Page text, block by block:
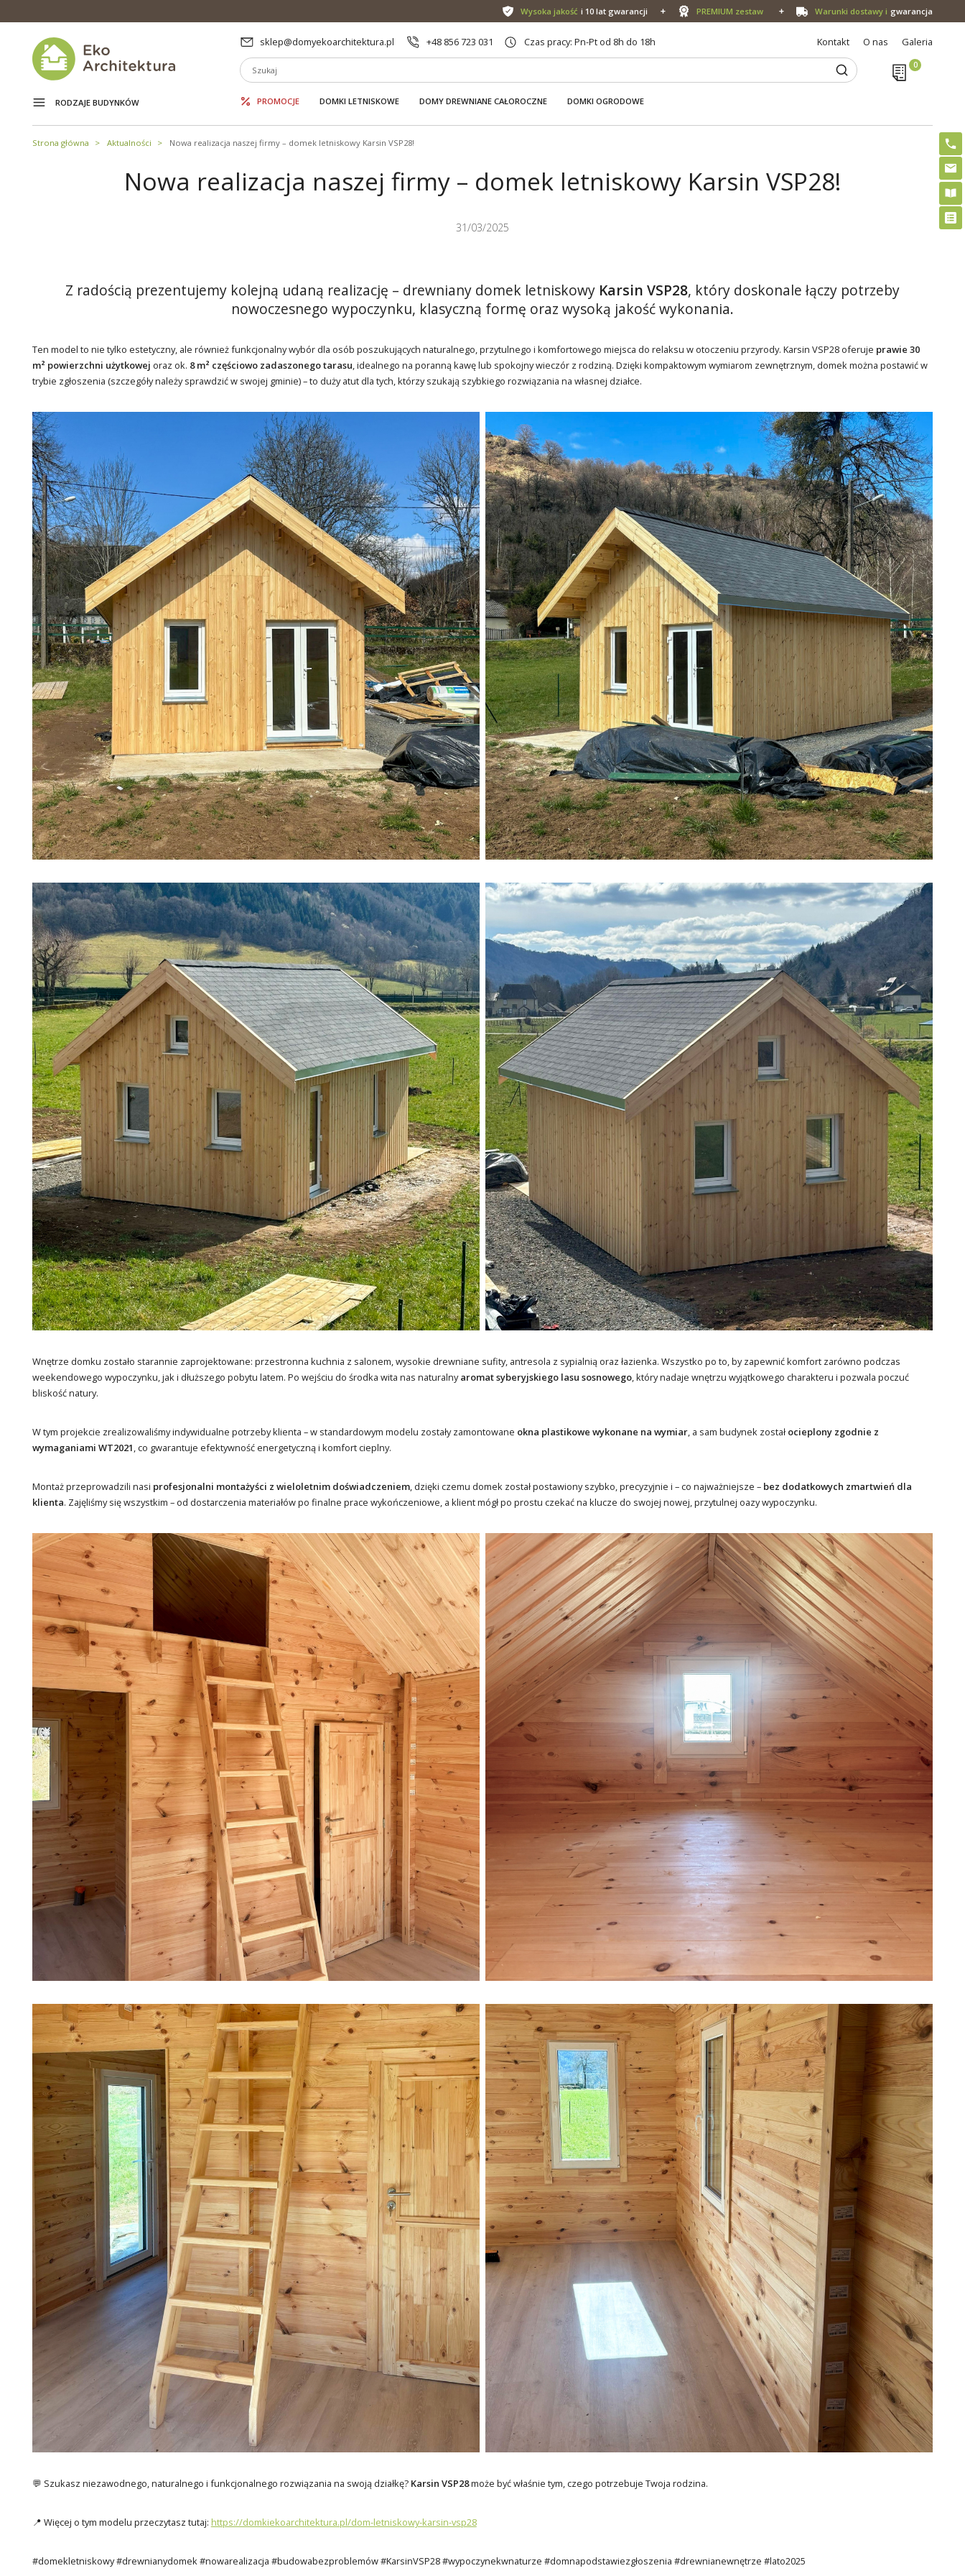
Wysoka jakość i 10 lat gwarancji PREMIUM zestaw Warunki dostawy i gwarancja
sklep@domyekoarchitektura.pl +48 856 723 031 Czas pracy: Pn-Pt od 8h do 18h Kontakt O nas Galeria
RODZAJE BUDYNKÓW PROMOCJE DOMKI LETNISKOWE DOMY DREWNIANE CAŁOROCZNE DOMKI OGRODOWE
Strona główna Aktualności Nowa realizacja naszej firmy – domek letniskowy Karsin VSP28!
Nowa realizacja naszej firmy – domek letniskowy Karsin VSP28!
31/03/2025
Z radością prezentujemy kolejną udaną realizację – drewniany domek letniskowy Karsin VSP28, który doskonale łączy potrzeby
nowoczesnego wypoczynku, klasyczną formę oraz wysoką jakość wykonania.
Ten model to nie tylko estetyczny, ale również funkcjonalny wybór dla osób poszukujących naturalnego, przytulnego i komfortowego miejsca do relaksu w otoczeniu przyrody. Karsin VSP28 oferuje prawie 30
m² powierzchni użytkowej oraz ok. 8 m² częściowo zadaszonego tarasu, idealnego na poranną kawę lub spokojny wieczór z rodziną. Dzięki kompaktowym wymiarom zewnętrznym, domek można postawić w
trybie zgłoszenia (szczegóły należy sprawdzić w swojej gminie) – to duży atut dla tych, którzy szukają szybkiego rozwiązania na własnej działce.
Wnętrze domku zostało starannie zaprojektowane: przestronna kuchnia z salonem, wysokie drewniane sufity, antresola z sypialnią oraz łazienka. Wszystko po to, by zapewnić komfort zarówno podczas
weekendowego wypoczynku, jak i dłuższego pobytu latem. Po wejściu do środka wita nas naturalnyaromat syberyjskiego lasu sosnowego, który nadaje wnętrzu wyjątkowego charakteru i pozwala poczuć
bliskość natury.
W tym projekcie zrealizowaliśmy indywidualne potrzeby klienta – w standardowym modelu zostały zamontowane okna plastikowe wykonane na wymiar, a sam budynek zostałocieplony zgodnie z
wymaganiami WT2021, co gwarantuje efektywność energetyczną i komfort cieplny.
Montaż przeprowadzili nasi profesjonalni montażyści z wieloletnim doświadczeniem, dzięki czemu domek został postawiony szybko, precyzyjnie i – co najważniejsze – bez dodatkowych zmartwień dla
klienta. Zajęliśmy się wszystkim – od dostarczenia materiałów po finalne prace wykończeniowe, a klient mógł po prostu czekać na klucze do swojej nowej, przytulnej oazy wypoczynku.
💬 Szukasz niezawodnego, naturalnego i funkcjonalnego rozwiązania na swoją działkę? Karsin VSP28może być właśnie tym, czego potrzebuje Twoja rodzina.
📍 Więcej o tym modelu przeczytasz tutaj: https://domkiekoarchitektura.pl/dom-letniskowy-karsin-vsp28
#domekletniskowy #drewnianydomek #nowarealizacja #budowabezproblemów #KarsinVSP28 #wypoczynekwnaturze #domnapodstawiezgłoszenia #drewnianewnętrze #lato2025